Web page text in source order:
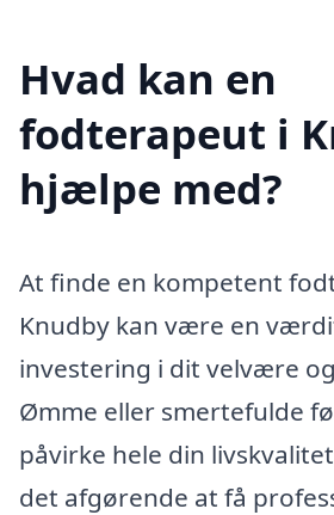
Hvad kan en
fodterapeut i
hjælpe med?
At finde en kompetent
Knudby kan være en
investering i dit velvære
Ømme eller smertefulde
påvirke hele din
det afgørende at få